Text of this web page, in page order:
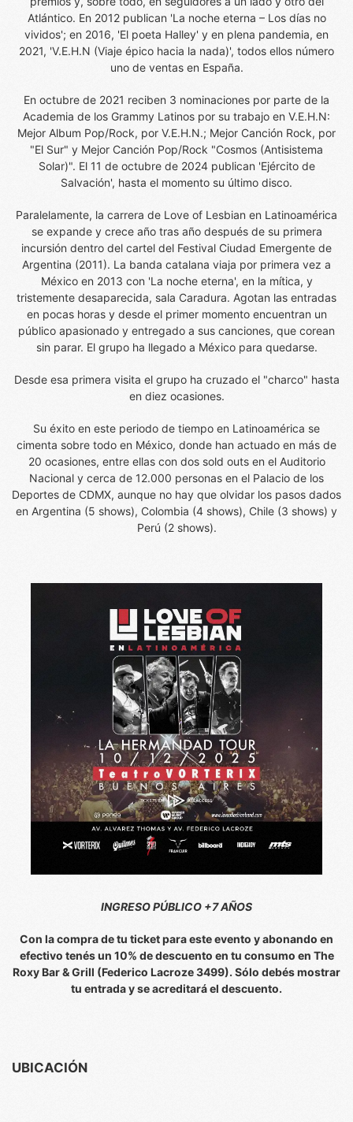
Atlántico. En 2012 publican 'La noche eterna – Los días no
vividos'; en 2016, 'El poeta Halley' y en plena pandemia, en
2021, 'V.E.H.N (Viaje épico hacia la nada)', todos ellos número
uno de ventas en España.
En octubre de 2021 reciben 3 nominaciones por parte de la
Academia de los Grammy Latinos por su trabajo en V.E.H.N:
Mejor Album Pop/Rock, por V.E.H.N.; Mejor Canción Rock, por
"El Sur" y Mejor Canción Pop/Rock "Cosmos (Antisistema
Solar)". El 11 de octubre de 2024 publican 'Ejército de
Salvación', hasta el momento su último disco.
Paralelamente, la carrera de Love of Lesbian en Latinoamérica
se expande y crece año tras año después de su primera
incursión dentro del cartel del Festival Ciudad Emergente de
Argentina (2011). La banda catalana viaja por primera vez a
México en 2013 con 'La noche eterna', en la mítica, y
tristemente desaparecida, sala Caradura. Agotan las entradas
en pocas horas y desde el primer momento encuentran un
público apasionado y entregado a sus canciones, que corean
sin parar. El grupo ha llegado a México para quedarse.
Desde esa primera visita el grupo ha cruzado el "charco" hasta
en diez ocasiones.
Su éxito en este periodo de tiempo en Latinoamérica se
cimenta sobre todo en México, donde han actuado en más de
20 ocasiones, entre ellas con dos sold outs en el Auditorio
Nacional y cerca de 12.000 personas en el Palacio de los
Deportes de CDMX, aunque no hay que olvidar los pasos dados
en Argentina (5 shows), Colombia (4 shows), Chile (3 shows) y
Perú (2 shows).
INGRESO PÚBLICO +7 AÑOS
Con la compra de tu ticket para este evento y abonando en
efectivo tenés un 10% de descuento en tu consumo en The
Roxy Bar & Grill (Federico Lacroze 3499). Sólo debés mostrar
tu entrada y se acreditará el descuento.
UBICACIÓN